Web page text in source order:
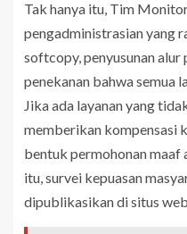
Tak hanya itu, Tim
pengadministrasian yang
softcopy, penyusunan alur
penekanan bahwa semua
Jika ada layanan yang
memberikan kompensasi
bentuk permohonan maaf
itu, survei kepuasan
dipublikasikan di situs